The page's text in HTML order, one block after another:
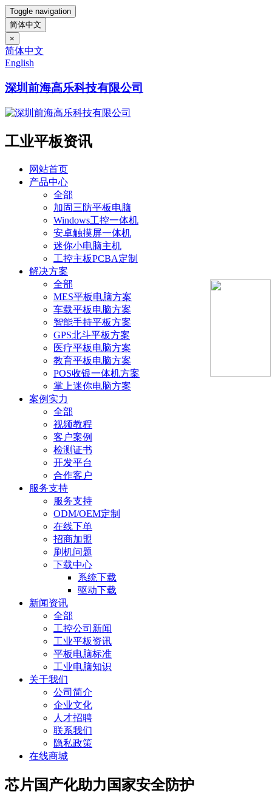
Toggle navigation
简体中文
×
简体中文
English
深圳前海高乐科技有限公司
工业平板资讯
网站首页
产品中心
全部
加固三防平板电脑
Windows工控一体机
安卓触摸屏一体机
迷你小电脑主机
工控主板PCBA定制
解决方案
全部
MES平板电脑方案
车载平板电脑方案
智能手持平板方案
GPS北斗平板方案
医疗平板电脑方案
教育平板电脑方案
POS收银一体机方案
掌上迷你电脑方案
案例实力
全部
视频教程
客户案例
检测证书
开发平台
合作客户
服务支持
服务支持
ODM/OEM定制
在线下单
招商加盟
刷机问题
下载中心
系统下载
驱动下载
新闻资讯
全部
工控公司新闻
工业平板资讯
平板电脑标准
工业电脑知识
关于我们
公司简介
企业文化
人才招聘
联系我们
隐私政策
在线商城
芯片国产化助力国家安全防护